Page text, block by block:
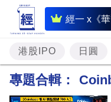
經一 x《華
即
時
財
經
港股IPO 日圓
專題合輯：